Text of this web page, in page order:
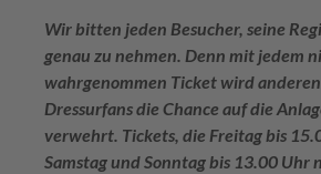
Wir bitten jeden Besucher, seine
genau zu nehmen. Denn mit jedem
wahrgenommen Ticket wird
Dressurfans die Chance auf die
verwehrt. Tickets, die Freitag bis
Samstag und Sonntag bis 13.00 Uhr